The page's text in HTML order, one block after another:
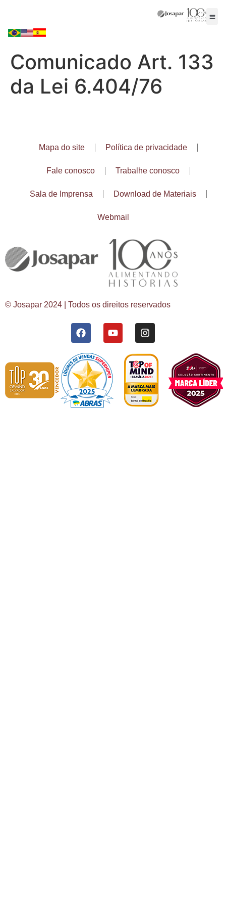
Comunicado Art. 133
da Lei 6.404/76
Mapa do site Política de privacidade
Fale conosco Trabalhe conosco
Sala de Imprensa Download de Materiais
Webmail
© Josapar 2024 | Todos os direitos reservados